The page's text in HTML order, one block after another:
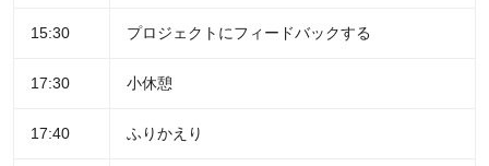
15:30 プロジェクトにフィードバックする
17:30 小休憩
17:40 ふりかえり